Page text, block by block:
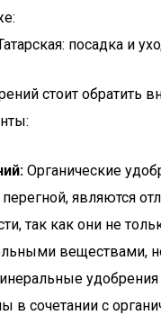
посадка и
стоит обратить
Органические
перегной, являются
так как они не
веществами,
в сочетании с